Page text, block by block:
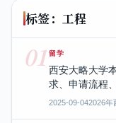
标签：工程
01 留学
西安大略大学
求、申请流程
2025-09-042026年